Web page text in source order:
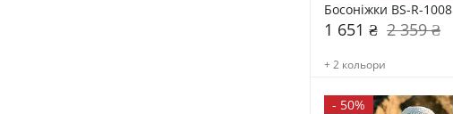
Босоніжки BS-R-1008
1 651 ₴ 2 359 ₴
+ 2 кольори
- 50%